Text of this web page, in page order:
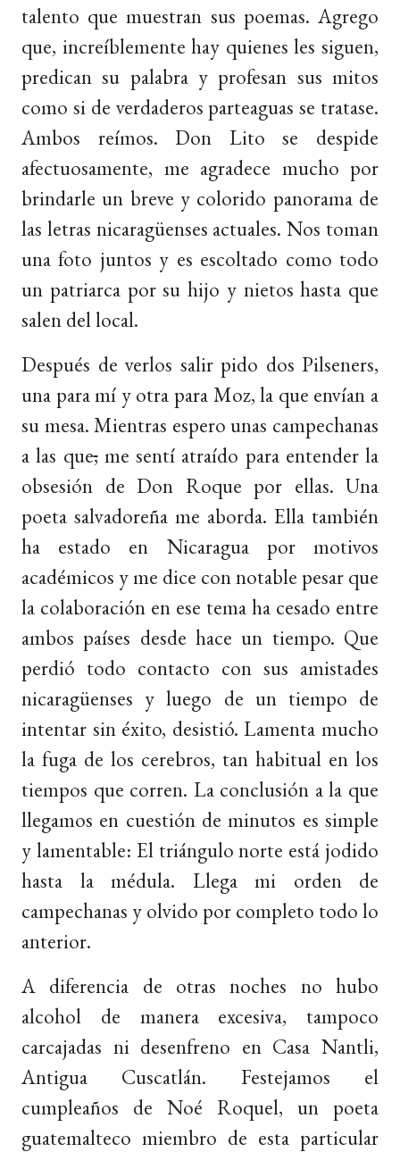
talento que muestran sus poemas. Agrego
que, increíblemente hay quienes les siguen,
predican su palabra y profesan sus mitos
como si de verdaderos parteaguas se tratase.
Ambos reímos. Don Lito se despide
afectuosamente, me agradece mucho por
brindarle un breve y colorido panorama de
las letras nicaragüenses actuales. Nos toman
una foto juntos y es escoltado como todo
un patriarca por su hijo y nietos hasta que
salen del local.
Después de verlos salir pido dos Pilseners,
una para mí y otra para Moz, la que envían a
su mesa. Mientras espero unas campechanas
a las que,me sentí atraído para entender la
obsesión de Don Roque por ellas. Una
poeta salvadoreña me aborda. Ella también
ha estado en Nicaragua por motivos
académicos y me dice con notable pesar que
la colaboración en ese tema ha cesado entre
ambos países desde hace un tiempo. Que
perdió todo contacto con sus amistades
nicaragüenses y luego de un tiempo de
intentar sin éxito, desistió. Lamenta mucho
la fuga de los cerebros, tan habitual en los
tiempos que corren. La conclusión a la que
llegamos en cuestión de minutos es simple
y lamentable: El triángulo norte está jodido
hasta la médula. Llega mi orden de
campechanas y olvido por completo todo lo
anterior.
A diferencia de otras noches no hubo
alcohol de manera excesiva, tampoco
carcajadas ni desenfreno en Casa Nantli,
Antigua Cuscatlán. Festejamos el
cumpleaños de Noé Roquel, un poeta
guatemalteco miembro de esta particular